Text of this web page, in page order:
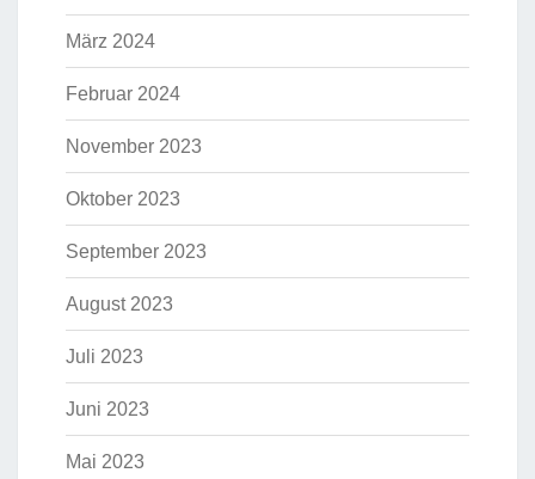
März 2024
Februar 2024
November 2023
Oktober 2023
September 2023
August 2023
Juli 2023
Juni 2023
Mai 2023